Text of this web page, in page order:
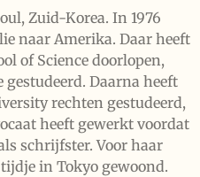
Zuid-Korea. In 1976
naar Amerika. Daar heeft
of Science doorlopen,
gestudeerd. Daarna heeft
rechten gestudeerd,
heeft gewerkt voordat
schrijfster. Voor haar
in Tokyo gewoond.